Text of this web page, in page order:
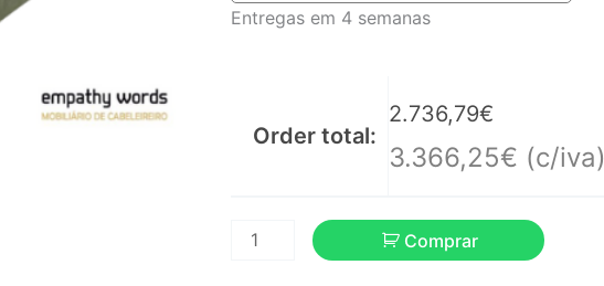
Entregas em 4 semanas
Order total:
2.736,79€
3.366,25€ (c/iva)
Comprar